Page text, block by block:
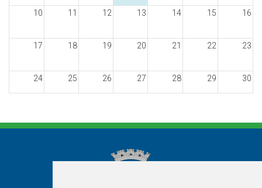
10 11 12 13 14 15 16
17 18 19 20 21 22 23
24 25 26 27 28 29 30